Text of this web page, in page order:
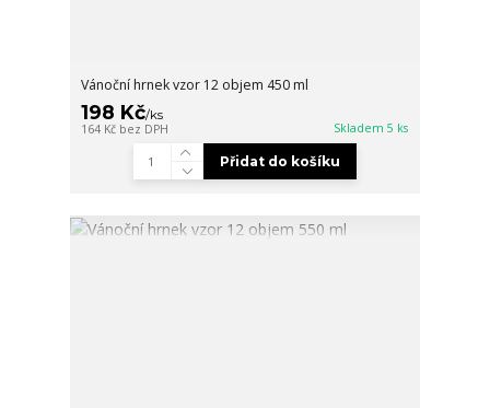
Vánoční hrnek vzor 12 objem 450 ml
198 Kč/ks
164 Kč bez DPH Skladem 5 ks
Přidat do košíku